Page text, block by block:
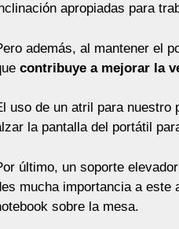
apropiadas para
además, al mantener el
contribuye a mejorar la
uso de un atril para nuestro
la pantalla del portátil
último, un soporte
mucha importancia a este
sobre la mesa.